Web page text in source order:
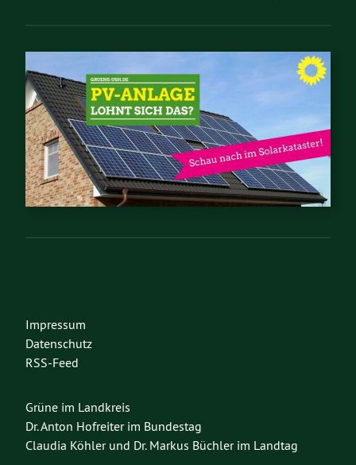
Impressum
Datenschutz
RSS-Feed
Grüne im Landkreis
Dr. Anton Hofreiter im Bundestag
Claudia Köhler und Dr. Markus Büchler im Landtag